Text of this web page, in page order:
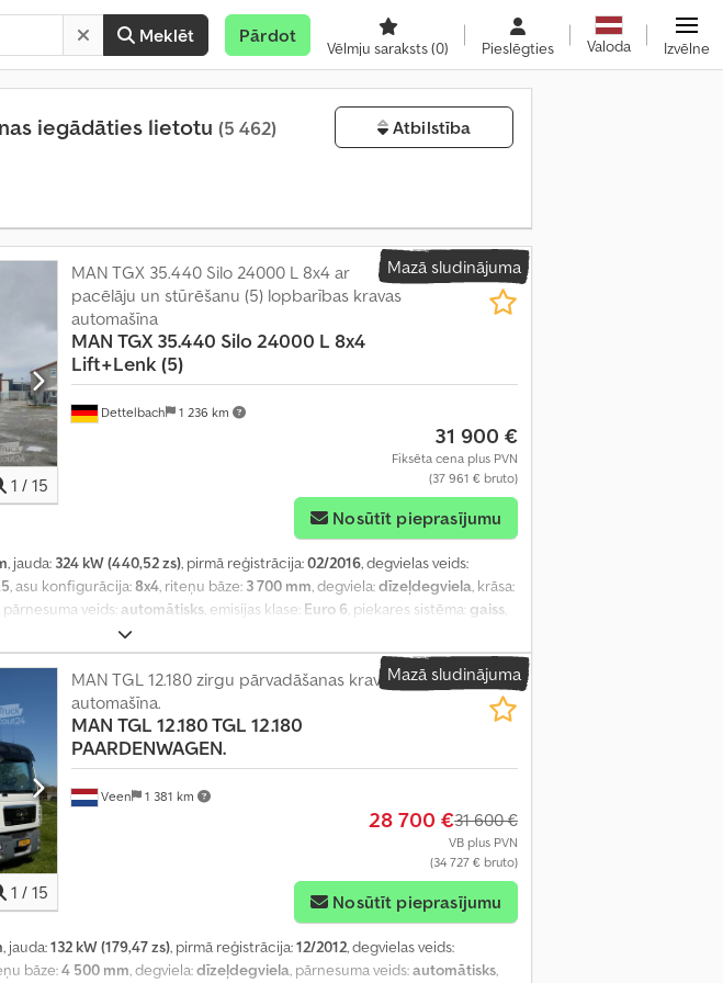
Meklēt Pārdot
Vēlmju saraksts(0) Pieslēgties Valoda Izvēlne
iegādāties lietotu (5 462) Atbilstība
Mazā sludinājuma
1 / 15
Dettelbach 1 236 km
MAN TGX 35.440 Silo 24000 L 8x4 ar
pacēlāju un stūrēšanu (5) lopbarības kravas
automašīna
MAN TGX 35.440 Silo 24000 L 8x4
Lift+Lenk (5)
31 900 €
Fiksēta cena plus PVN
(37 961 € bruto)
Nosūtīt pieprasījumu
, jauda: 324 kW (440,52 zs), pirmā reģistrācija:02/2016, degvielas veids:
, asu konfigurācija:8x4 , riteņu bāze: 3 700 mm , degviela:dīzeļdegviela , krāsa:
, pārnesuma veids: automātisks , emisijas klase: Euro 6 , piekares sistēma: gaiss
, kopējais augstums:
ABS, borta dators, centrālā atslēga, diferenciāļa bloķētājs, elektriskais
gaisa kondicionēšana, kruīza kontrole, miglas lukturi, stūres
Mazā sludinājuma
1 / 15
Veen 1 381 km
MAN TGL 12.180 zirgu pārvadāšanas kravas
automašīna.
MAN TGL 12.180 TGL 12.180
PAARDENWAGEN.
28 700 €31 600 €
VB plus PVN
(34 727 € bruto)
Nosūtīt pieprasījumu
, jauda:132 kW (179,47 zs), pirmā reģistrācija:12/2012, degvielas veids:
bāze:4 500 mm, degviela:dīzeļdegviela, pārnesuma veids:automātisks,
T